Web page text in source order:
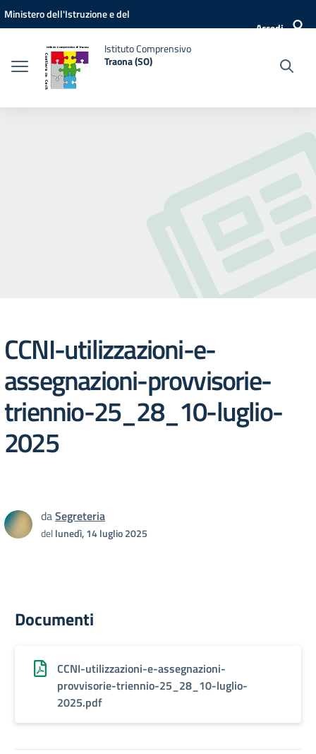
Vai ai contenuti
Vai al menu di navigazione
Vai al footer
Ministero dell'Istruzione e del
Accedi
Istituto Comprensivo
Traona (SO)
CCNI-utilizzazioni-e-
assegnazioni-provvisorie-
triennio-25_28_10-luglio-
2025
daSegreteria
dellunedì, 14 luglio 2025
Documenti
CCNI-utilizzazioni-e-assegnazioni-
provvisorie-triennio-25_28_10-luglio-
2025.pdf